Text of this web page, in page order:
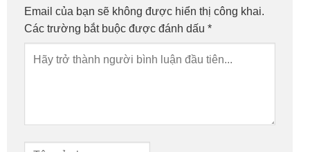
Email của bạn sẽ không được hiển thị công khai.
Các trường bắt buộc được đánh dấu *